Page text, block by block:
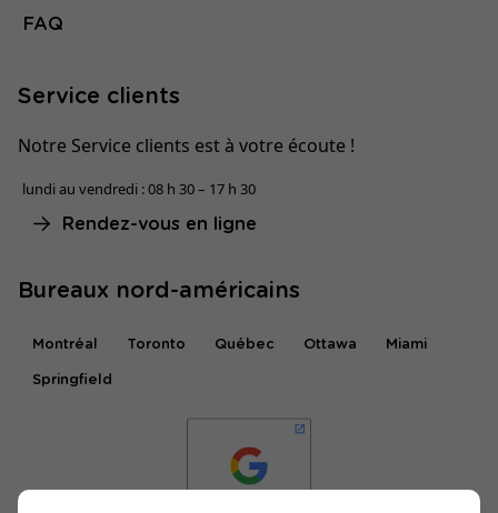
FAQ
Service clients
Notre Service clients est à votre écoute !
lundi au vendredi : 08 h 30 – 17 h 30
Rendez-vous en ligne
Bureaux nord-américains
Montréal Toronto Québec Ottawa Miami
Springfield